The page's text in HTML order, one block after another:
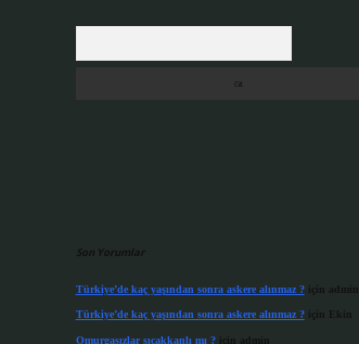
Son Yorumlar
Türkiye’de kaç yaşından sonra askere alınmaz ?için admin
Türkiye’de kaç yaşından sonra askere alınmaz ?için Ekin
Omurgasızlar sıcakkanlı mı ?için admin